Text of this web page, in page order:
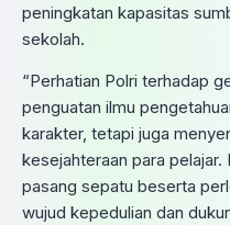
peningkatan kapasitas
sekolah.
“Perhatian Polri terhadap
penguatan ilmu
karakter, tetapi juga
kesejahteraan para pelajar.
pasang sepatu beserta
wujud kepedulian dan